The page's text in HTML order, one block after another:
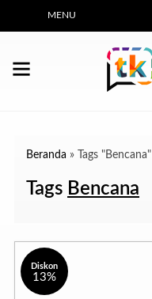
MENU
Beranda » Tags "Bencana"
Tags Bencana
Diskon
13%